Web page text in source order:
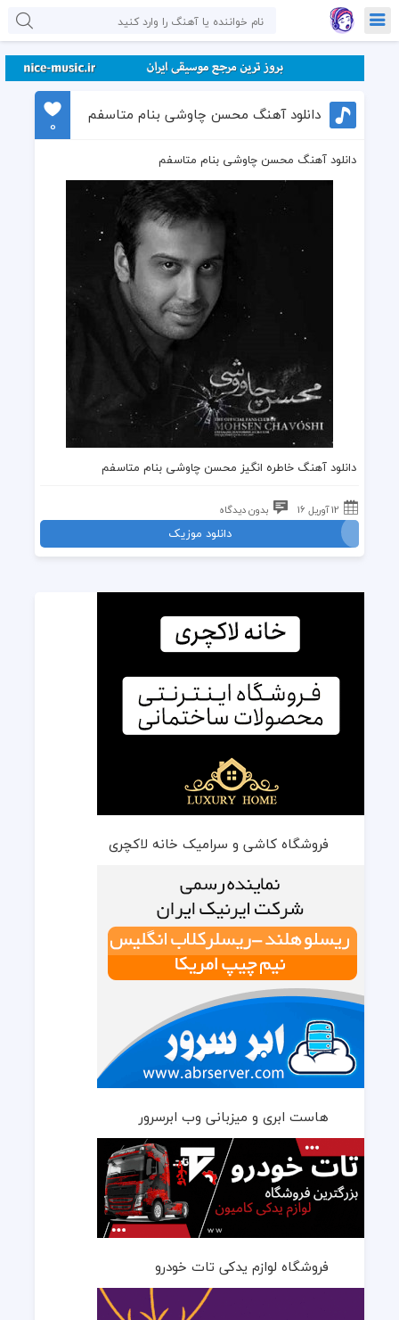
دانلود آهنگ محسن چاوشی بنام متاسفم
0
دانلود آهنگ محسن چاوشی بنام متاسفم
دانلود آهنگ خاطره انگیز محسن چاوشی بنام متاسفم
12 آوریل 16 بدون دیدگاه
دانلود موزیک
فروشگاه کاشی و سرامیک خانه لاکچری
هاست ابری و میزبانی وب ابرسرور
فروشگاه لوازم یدکی تات خودرو